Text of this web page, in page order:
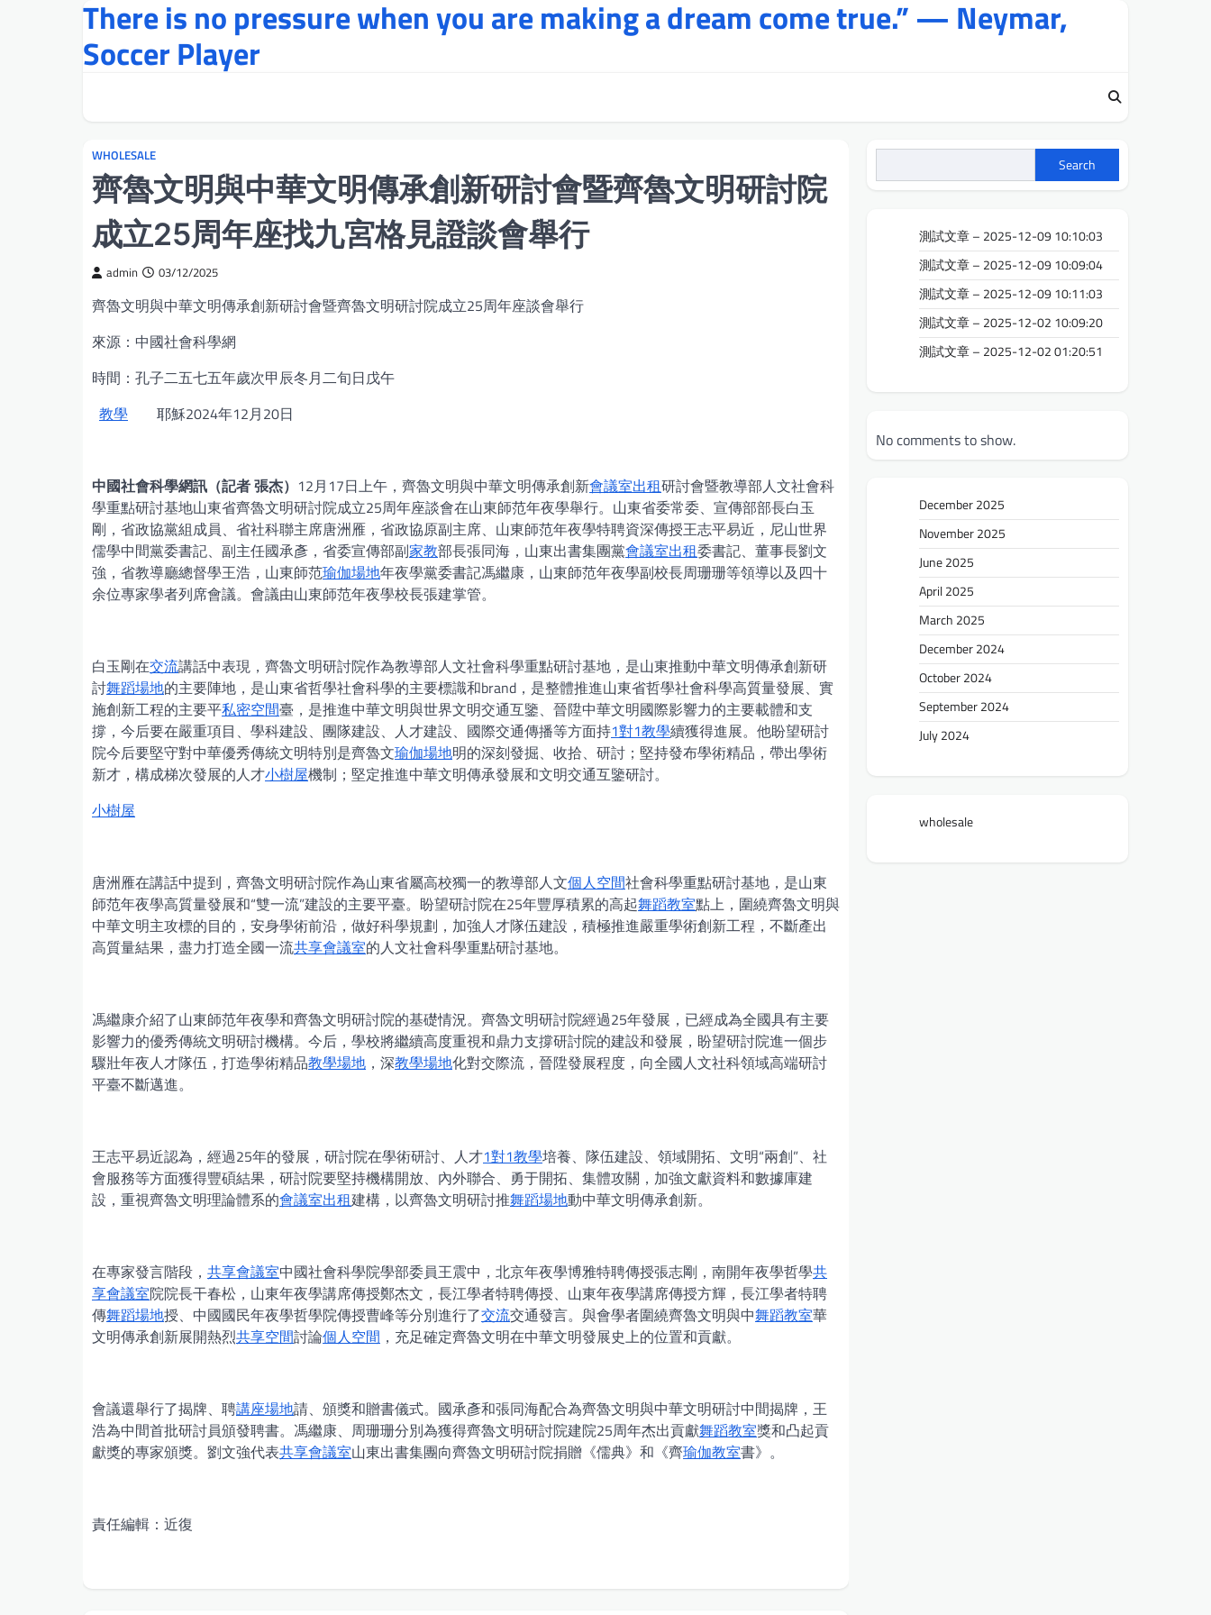
There is no pressure when you are making a dream come true.” — Neymar,
Soccer Player
WHOLESALE
齊魯文明與中華文明傳承創新研討會暨齊魯文明研討院
成立25周年座找九宮格見證談會舉行
admin 03/12/2025
齊魯文明與中華文明傳承創新研討會暨齊魯文明研討院成立25周年座談會舉行
來源：中國社會科學網
時間：孔子二五七五年歲次甲辰冬月二旬日戊午
教學 耶穌2024年12月20日
中國社會科學網訊（記者 張杰） 12月17日上午，齊魯文明與中華文明傳承創新會議室出租研討會暨教導部人文社會科
學重點研討基地山東省齊魯文明研討院成立25周年座談會在山東師范年夜學舉行。山東省委常委、宣傳部部長白玉
剛，省政協黨組成員、省社科聯主席唐洲雁，省政協原副主席、山東師范年夜學特聘資深傳授王志平易近，尼山世界
儒學中間黨委書記、副主任國承彥，省委宣傳部副家教部長張同海，山東出書集團黨會議室出租委書記、董事長劉文
強，省教導廳總督學王浩，山東師范瑜伽場地年夜學黨委書記馮繼康，山東師范年夜學副校長周珊珊等領導以及四十
余位專家學者列席會議。會議由山東師范年夜學校長張建掌管。
白玉剛在交流講話中表現，齊魯文明研討院作為教導部人文社會科學重點研討基地，是山東推動中華文明傳承創新研
討舞蹈場地的主要陣地，是山東省哲學社會科學的主要標識和brand，是整體推進山東省哲學社會科學高質量發展、實
施創新工程的主要平私密空間臺，是推進中華文明與世界文明交通互鑒、晉陞中華文明國際影響力的主要載體和支
撐，今后要在嚴重項目、學科建設、團隊建設、人才建設、國際交通傳播等方面持1對1教學續獲得進展。他盼望研討
院今后要堅守對中華優秀傳統文明特別是齊魯文瑜伽場地明的深刻發掘、收拾、研討；堅持發布學術精品，帶出學術
新才，構成梯次發展的人才小樹屋機制；堅定推進中華文明傳承發展和文明交通互鑒研討。
小樹屋
唐洲雁在講話中提到，齊魯文明研討院作為山東省屬高校獨一的教導部人文個人空間社會科學重點研討基地，是山東
師范年夜學高質量發展和“雙一流”建設的主要平臺。盼望研討院在25年豐厚積累的高起舞蹈教室點上，圍繞齊魯文明與
中華文明主攻標的目的，安身學術前沿，做好科學規劃，加強人才隊伍建設，積極推進嚴重學術創新工程，不斷產出
高質量結果，盡力打造全國一流共享會議室的人文社會科學重點研討基地。
馮繼康介紹了山東師范年夜學和齊魯文明研討院的基礎情況。齊魯文明研討院經過25年發展，已經成為全國具有主要
影響力的優秀傳統文明研討機構。今后，學校將繼續高度重視和鼎力支撐研討院的建設和發展，盼望研討院進一個步
驟壯年夜人才隊伍，打造學術精品教學場地 ，深教學場地化對交際流，晉陞發展程度，向全國人文社科領域高端研討
平臺不斷邁進。
王志平易近認為，經過25年的發展，研討院在學術研討、人才1對1教學培養、隊伍建設、領域開拓、文明“兩創”、社
會服務等方面獲得豐碩結果，研討院要堅持機構開放、內外聯合、勇于開拓、集體攻關，加強文獻資料和數據庫建
設，重視齊魯文明理論體系的會議室出租建構，以齊魯文明研討推舞蹈場地動中華文明傳承創新。
在專家發言階段， 共享會議室中國社會科學院學部委員王震中，北京年夜學博雅特聘傳授張志剛，南開年夜學哲學共
享會議室院院長干春松，山東年夜學講席傳授鄭杰文，長江學者特聘傳授、山東年夜學講席傳授方輝，長江學者特聘
傳舞蹈場地授、中國國民年夜學哲學院傳授曹峰等分別進行了交流交通發言。與會學者圍繞齊魯文明與中舞蹈教室華
文明傳承創新展開熱烈共享空間討論個人空間 ，充足確定齊魯文明在中華文明發展史上的位置和貢獻。
會議還舉行了揭牌、聘講座場地請、頒獎和贈書儀式。國承彥和張同海配合為齊魯文明與中華文明研討中間揭牌，王
浩為中間首批研討員頒發聘書。馮繼康、周珊珊分別為獲得齊魯文明研討院建院25周年杰出貢獻舞蹈教室獎和凸起貢
獻獎的專家頒獎。劉文強代表共享會議室山東出書集團向齊魯文明研討院捐贈《儒典》和《齊瑜伽教室書》。
責任編輯：近復
Search
測試文章 – 2025-12-09 10:10:03
測試文章 – 2025-12-09 10:09:04
測試文章 – 2025-12-09 10:11:03
測試文章 – 2025-12-02 10:09:20
測試文章 – 2025-12-02 01:20:51
No comments to show.
December 2025
November 2025
June 2025
April 2025
March 2025
December 2024
October 2024
September 2024
July 2024
wholesale